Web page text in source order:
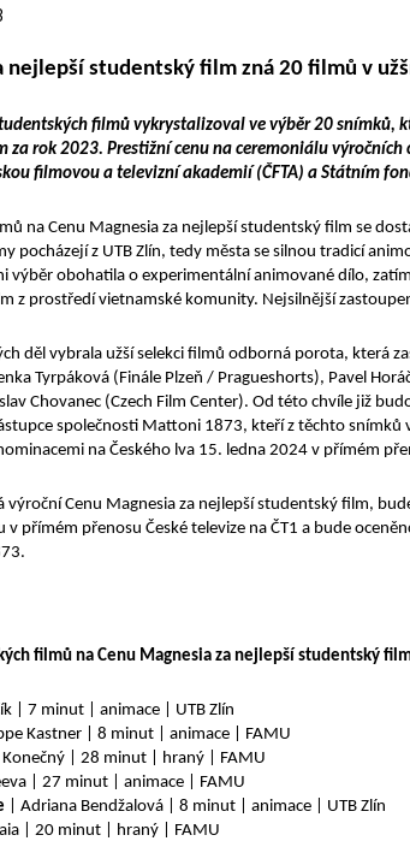
nejlepší studentský film zná 20 filmů v
filmů vykrystalizoval ve výběr 20 snímků,
za rok 2023. Prestižní cenu na ceremoniálu
filmovou a televizní akademií (ČFTA) a Státním
na Cenu Magnesia za nejlepší studentský film se
pocházejí z UTB Zlín, tedy města se silnou tradicí
výběr obohatila o experimentální animované dílo,
z prostředí vietnamské komunity. Nejsilnější
děl vybrala užší selekci filmů odborná porota, která
Tyrpáková (Finále Plzeň / Pragueshorts), Pavel
Chovanec (Czech Film Center). Od této chvíle již
společnosti Mattoni 1873, kteří z těchto
na Českého lva 15. ledna 2024 v přímém
výroční Cenu Magnesia za nejlepší studentský film,
v přímém přenosu České televize na ČT1 a bude
filmů na Cenu Magnesia za nejlepší studentský
| 7 minut | animace | UTB Zlín
Kastner | 8 minut | animace | FAMU
Konečný | 28 minut | hraný | FAMU
| 27 minut | animace | FAMU
| Adriana Bendžalová | 8 minut | animace | UTB Zlín
| 20 minut | hraný | FAMU